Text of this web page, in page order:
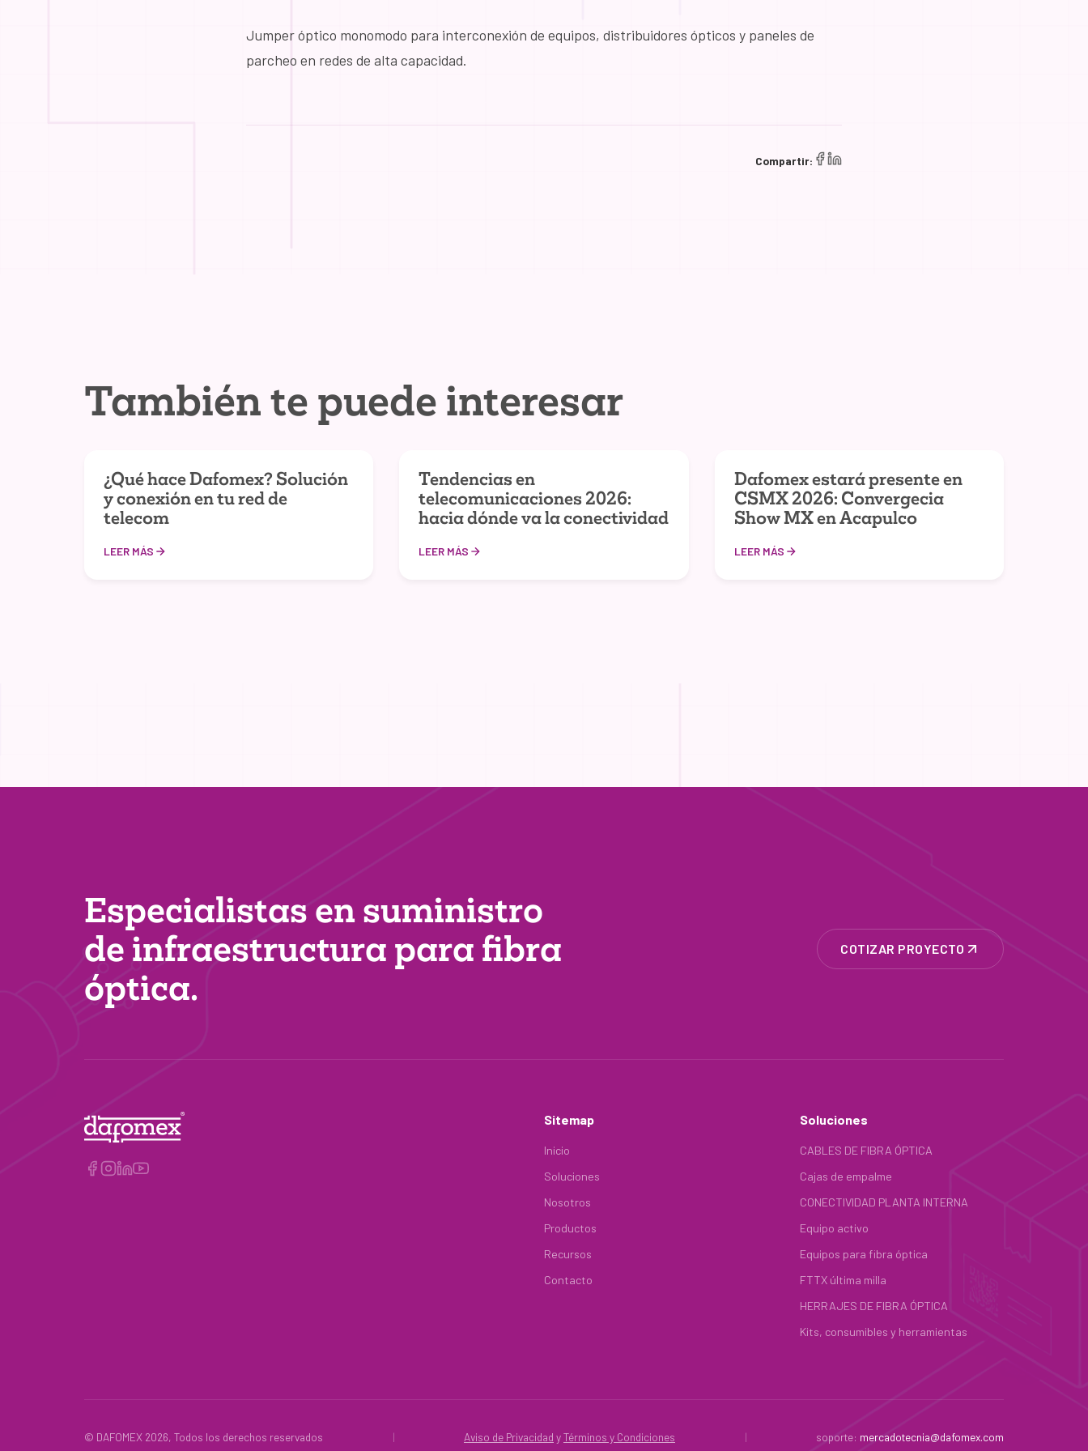
Jumper óptico monomodo para interconexión de equipos, distribuidores ópticos y paneles de
parcheo en redes de alta capacidad.
Compartir:
También te puede interesar
¿Qué hace Dafomex? Solución
y conexión en tu red de
telecom
LEER MÁS
Tendencias en
telecomunicaciones 2026:
hacia dónde va la conectividad
LEER MÁS
Dafomex estará presente en
CSMX 2026: Convergecia
Show MX en Acapulco
LEER MÁS
Especialistas en suministro
de infraestructura para fibra
óptica.
COTIZAR PROYECTO
Sitemap
Inicio
Soluciones
Nosotros
Productos
Recursos
Contacto
Soluciones
CABLES DE FIBRA ÓPTICA
Cajas de empalme
CONECTIVIDAD PLANTA INTERNA
Equipo activo
Equipos para fibra óptica
FTTX última milla
HERRAJES DE FIBRA ÓPTICA
Kits, consumibles y herramientas
© DAFOMEX 2026, Todos los derechos reservados | Aviso de Privacidad yTérminos y Condiciones | soporte: mercadotecnia@dafomex.com